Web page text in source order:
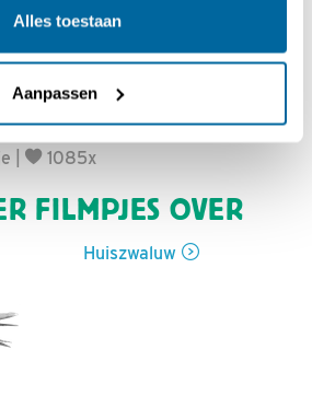
Alles toestaan
Aanpassen
24 juni 2019, 8:54 | Vind ik leuk|
1085x
FILMPJES OVER
Huiszwaluw